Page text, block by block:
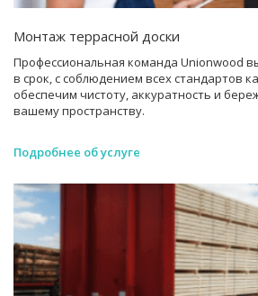
Монтаж террасной доски
Профессиональная команда Unionwood
в срок, с соблюдением всех стандартов
обеспечим чистоту, аккуратность и
вашему пространству.
Подробнее об услуге